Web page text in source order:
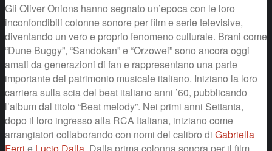
Gli Oliver Onions hanno segnato un’epoca con le loro
inconfondibili colonne sonore per film e serie televisive,
diventando un vero e proprio fenomeno culturale. Brani come
“Dune Buggy”, “Sandokan” e “Orzowei” sono ancora oggi
amati da generazioni di fan e rappresentano una parte
importante del patrimonio musicale italiano. Iniziano la loro
carriera sulla scia del beat italiano anni ’60, pubblicando
l’album dal titolo “Beat melody”. Nei primi anni Settanta,
dopo il loro ingresso alla RCA Italiana, iniziano come
arrangiatori collaborando con nomi del calibro di Gabriella
Ferri e Lucio Dalla. Dalla prima colonna sonora per il film